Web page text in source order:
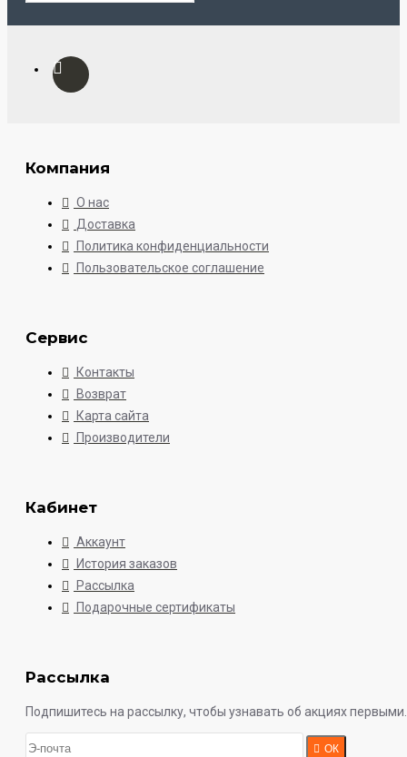
Компания
О нас
Доставка
Политика конфиденциальности
Пользовательское соглашение
Сервис
Контакты
Возврат
Карта сайта
Производители
Кабинет
Аккаунт
История заказов
Рассылка
Подарочные сертификаты
Рассылка
Подпишитесь на рассылку, чтобы узнавать об акциях первыми.
ОК